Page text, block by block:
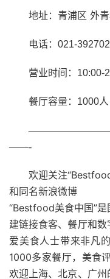
地址：青浦区 外
电话： 021-
营业时间： 10:00-
餐厅容量： 1000人
——-
欢迎关注“
和同名新浪微博
“Bestfood美食中国”
建链接食客、餐厅和
爱美食人士带来非凡
1000多家餐厅，美食
欢迎上海、北京、广